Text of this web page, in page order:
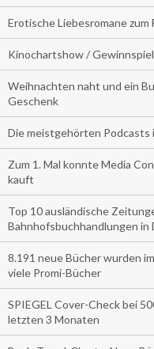
Erotische Liebesromane zum
Kinochartshow /
Weihnachten naht und ein
Geschenk
Die meistgehörten Podcasts
Zum 1. Mal konnte Media
kauft
Top 10 ausländische
Bahnhofsbuchhandlungen in
8.191 neue Bücher wurden
viele Promi-Bücher
SPIEGEL Cover-Check bei
letzten 3 Monaten